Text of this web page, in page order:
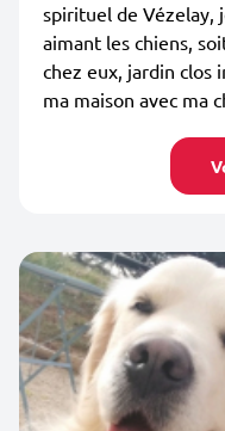
spirituel de Vézelay,
aimant les chiens,
chez eux, jardin clos
ma maison avec ma